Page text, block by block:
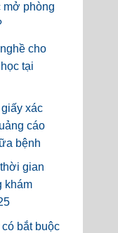
mở phòng
cho
tại
xác
cáo
bệnh
gian
khám
bắt buộc